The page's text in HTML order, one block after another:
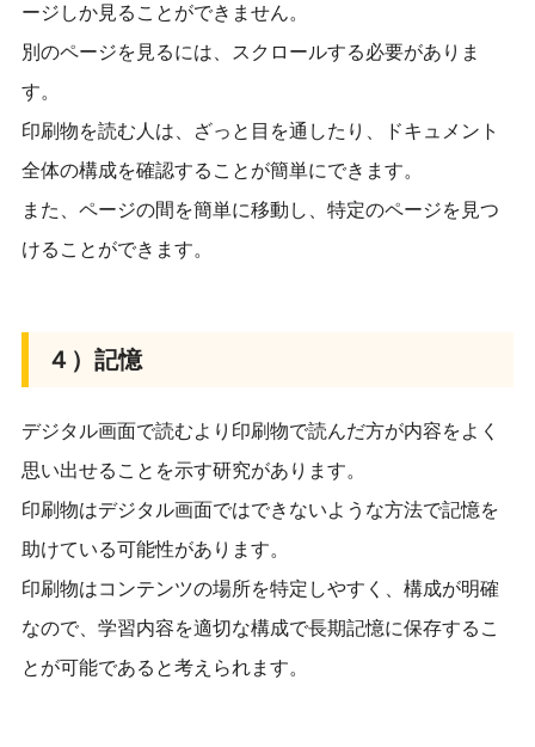
ージしか見ることができません。
別のページを見るには、スクロールする必要がありま
す。
印刷物を読む人は、ざっと目を通したり、ドキュメント
全体の構成を確認することが簡単にできます。
また、ページの間を簡単に移動し、特定のページを見つ
けることができます。
４）記憶
デジタル画面で読むより印刷物で読んだ方が内容をよく
思い出せることを示す研究があります。
印刷物はデジタル画面ではできないような方法で記憶を
助けている可能性があります。
印刷物はコンテンツの場所を特定しやすく、構成が明確
なので、学習内容を適切な構成で長期記憶に保存するこ
とが可能であると考えられます。